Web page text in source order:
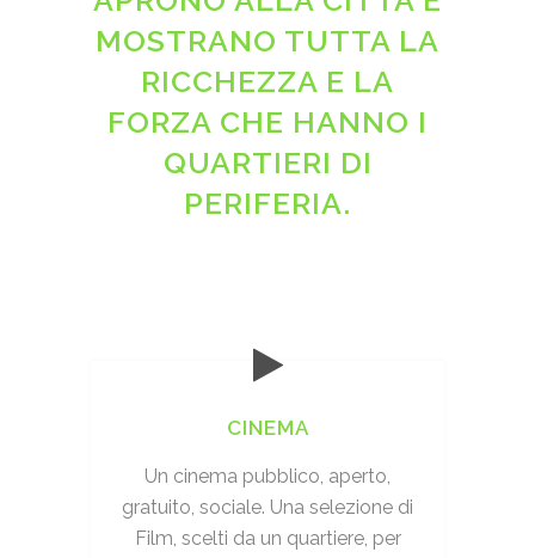
MOSTRANO TUTTA LA
RICCHEZZA E LA
FORZA CHE HANNO I
QUARTIERI DI
PERIFERIA.
CINEMA
Un cinema pubblico, aperto,
gratuito, sociale. Una selezione di
Film, scelti da un quartiere, per